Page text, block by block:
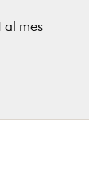
al mes